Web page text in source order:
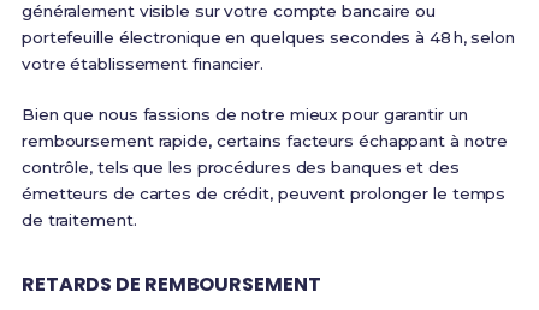
généralement visible sur votre compte bancaire ou
portefeuille électronique en quelques secondes à 48 h, selon
votre établissement financier.
Bien que nous fassions de notre mieux pour garantir un
remboursement rapide, certains facteurs échappant à notre
contrôle, tels que les procédures des banques et des
émetteurs de cartes de crédit, peuvent prolonger le temps
de traitement.
RETARDS DE REMBOURSEMENT